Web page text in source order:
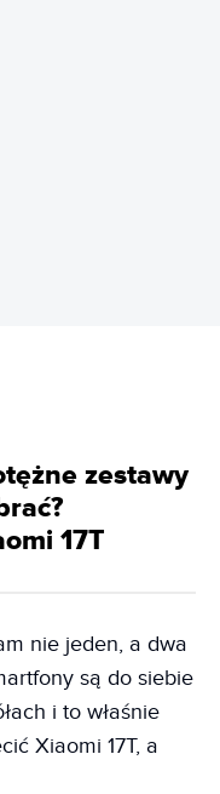
zestawy
17T
nie jeden, a dwa
są do siebie
i to właśnie
Xiaomi 17T, a